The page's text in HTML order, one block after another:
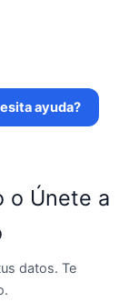
ayuda?
o Únete a
datos. Te